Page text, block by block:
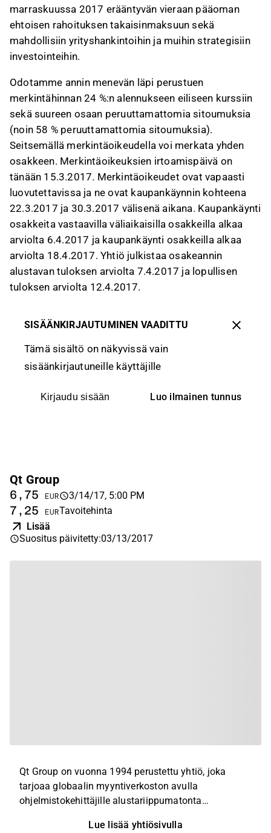
marraskuussa 2017 erääntyvän vieraan pääoman
ehtoisen rahoituksen takaisinmaksuun sekä
mahdollisiin yrityshankintoihin ja muihin strategisiin
investointeihin.
Odotamme annin menevän läpi perustuen
merkintähinnan 24 %:n alennukseen eiliseen kurssiin
sekä suureen osaan peruuttamattomia sitoumuksia
(noin 58 % peruuttamattomia sitoumuksia).
Seitsemällä merkintäoikeudella voi merkata yhden
osakkeen. Merkintäoikeuksien irtoamispäivä on
tänään 15.3.2017. Merkintäoikeudet ovat vapaasti
luovutettavissa ja ne ovat kaupankäynnin kohteena
22.3.2017 ja 30.3.2017 välisenä aikana. Kaupankäynti
osakkeita vastaavilla väliaikaisilla osakkeilla alkaa
arviolta 6.4.2017 ja kaupankäynti osakkeilla alkaa
arviolta 18.4.2017. Yhtiö julkistaa osakeannin
alustavan tuloksen arviolta 7.4.2017 ja lopullisen
tuloksen arviolta 12.4.2017.
SISÄÄNKIRJAUTUMINEN VAADITTU
Tämä sisältö on näkyvissä vain
sisäänkirjautuneille käyttäjille
Kirjaudu sisään Luo ilmainen tunnus
Qt Group
6,75 EUR 3/14/17, 5:00 PM
7,25 EURTavoitehinta
Lisää
Suositus päivitetty:03/13/2017
Qt Group on vuonna 1994 perustettu yhtiö, joka
tarjoaa globaalin myyntiverkoston avulla
ohjelmistokehittäjille alustariippumatonta
Lue lisää yhtiösivulla